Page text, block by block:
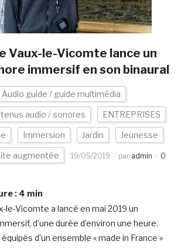
Vaux-le-Vicomte lance un
immersif en son binaural
Audio guide / guide multimédia
audio / sonores ENTREPRISES
Immersion Jardin Jeunesse
augmentée 19/05/2019 par admin
0
: 4 min
le-Vicomte a lancé en mai 2019 un
d’une durée d’environ une heure.
d’un ensemble « made in France »